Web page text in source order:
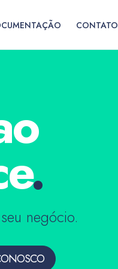
CONTATO
.
negócio.